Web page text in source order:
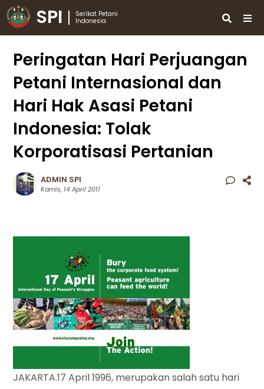
SPI
Serikat Petani
Indonesia
Peringatan Hari Perjuangan
Petani Internasional dan
Hari Hak Asasi Petani
Indonesia: Tolak
Korporatisasi Pertanian
ADMIN SPI
Kamis, 14 April 2011
JAKARTA.17 April 1996, merupakan salah satu hari